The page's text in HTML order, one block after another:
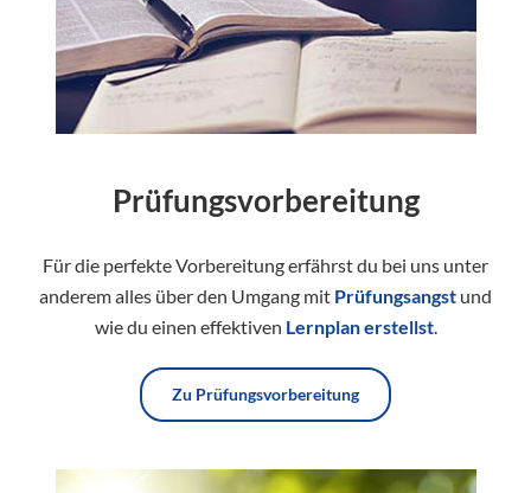
Prüfungsvorbereitung
Für die perfekte Vorbereitung erfährst du bei uns unter
anderem alles über den Umgang mit Prüfungsangst und
wie du einen effektiven Lernplan erstellst.
Zu Prüfungsvorbereitung